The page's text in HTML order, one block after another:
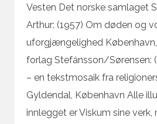
Vesten Det norske samlaget
Arthur: (1957) Om døden og
uforgjængelighed
forlag Stefánsson/Sørensen:
– en tekstmosaik fra
Gyldendal, København Alle
innlegget er Viskum sine